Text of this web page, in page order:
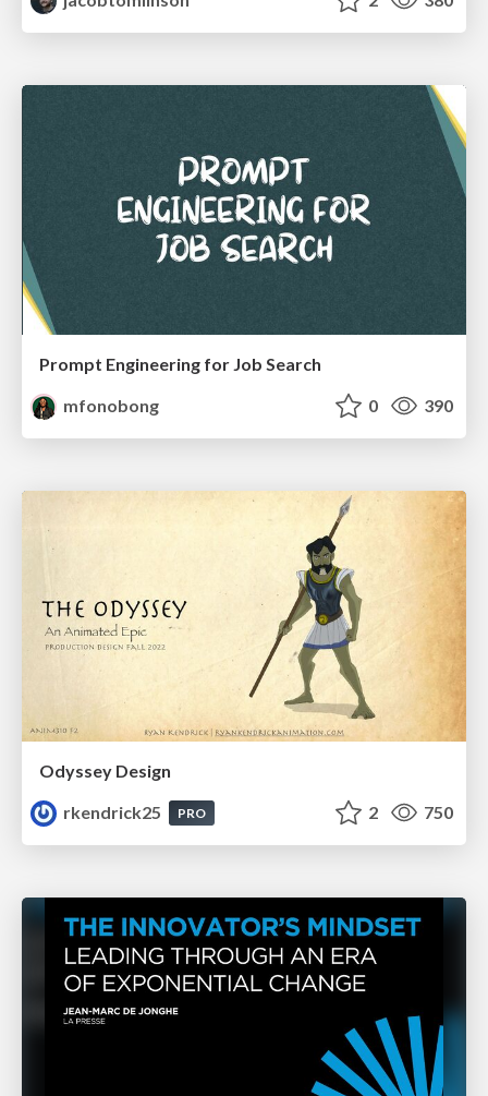
Prompt Engineering for Job Search
mfonobong
0 390
Odyssey Design
rkendrick25
PRO 2 750